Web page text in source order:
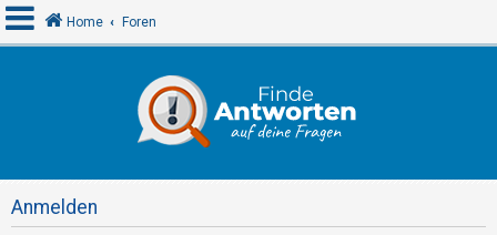
e
l
Home Foren
Anmelden